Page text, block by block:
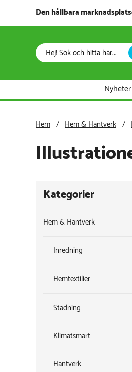
Den hållbara
Nyheter
Hem Hem & Hantverk
Kategorier
Hem & Hantverk
Inredning
Hemtextilier
Städning
Klimatsmart
Hantverk